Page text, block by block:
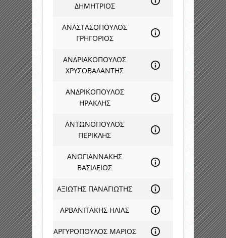
ΔΗΜΗΤΡΙΟΣ
ΑΝΑΣΤΑΣΟΠΟΥΛΟΣ
ΓΡΗΓΟΡΙΟΣ
ΑΝΔΡΙΑΚΟΠΟΥΛΟΣ
ΧΡΥΣΟΒΑΛΑΝΤΗΣ
ΑΝΔΡΙΚΟΠΟΥΛΟΣ
ΗΡΑΚΛΗΣ
ΑΝΤΩΝΟΠΟΥΛΟΣ
ΠΕΡΙΚΛΗΣ
ΑΝΩΓΙΑΝΝΑΚΗΣ
ΒΑΣΙΛΕΙΟΣ
ΑΞΙΩΤΗΣ ΠΑΝΑΓΙΩΤΗΣ
ΑΡΒΑΝΙΤΑΚΗΣ ΗΛΙΑΣ
ΑΡΓΥΡΟΠΟΥΛΟΣ ΜΑΡΙΟΣ